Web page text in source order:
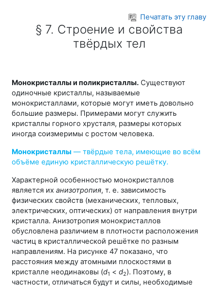
Печатать эту главу
§ 7. Строение и свойства
твёрдых тел
Монокристаллы и поликристаллы. Существуют
одиночные кристаллы, называемые
монокристаллами, которые могут иметь довольно
большие размеры. Примерами могут служить
кристаллы горного хрусталя, размеры которых
иногда соизмеримы с ростом человека.
Монокристаллы — твёрдые тела, имеющие во всём
объёме единую кристаллическую решётку.
Характерной особенностью монокристаллов
является их анизотропия, т. е. зависимость
физических свойств (механических, тепловых,
электрических, оптических) от направления внутри
кристалла. Анизотропия монокристаллов
обусловлена различием в плотности расположения
частиц в кристаллической решётке по разным
направлениям. На рисунке 47 показано, что
расстояния между атомными плоскостями в
кристалле неодинаковы (d1 < d2). Поэтому, в
частности, отличаться будут и силы, необходимые